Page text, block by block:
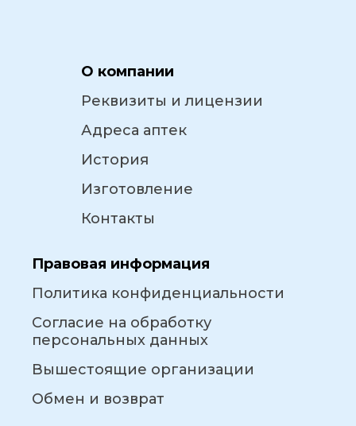
О компании
Реквизиты и лицензии
Адреса аптек
История
Изготовление
Контакты
Правовая информация
Политика конфиденциальности
Согласие на обработку
персональных данных
Вышестоящие организации
Обмен и возврат